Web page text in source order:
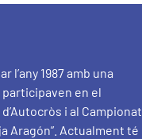
l’any 1987 amb una
en el
i al Campionat
Aragón”. Actualment té